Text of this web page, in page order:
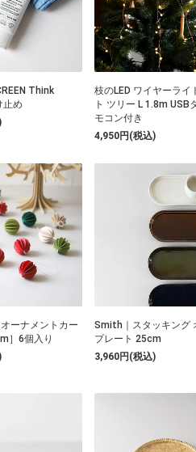
Think
止め
枝のLED ワイヤーライ
ト ツリー L 1.8m USB
モコン付き
4,950円(税込)
ーナメントカー
］6個入り
Smith｜スタッキング
プレート 25cm
3,960円(税込)